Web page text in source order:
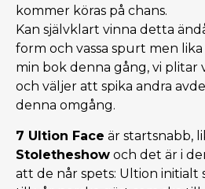
kommer köras på chans.
Kan självklart vinna detta
form och vassa spurt men
min bok denna gång, vi plitar
och väljer att spika andra
denna omgång.
7 Ultion Face är startsnabb,
Stoletheshow och det är i
att de når spets: Ultion initialt